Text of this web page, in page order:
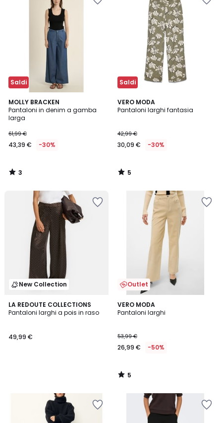
Saldi
MOLLY BRACKEN
Pantaloni in denim a gamba
larga
61,99 €
43,39 € -30%
3
/
5
3
/
Saldi
VERO MODA
Pantaloni larghi fantasia
42,99 €
30,09 € -30%
5
/
5
/
New Collection
LA REDOUTE COLLECTIONS
Pantaloni larghi a pois in raso
49,99 €
Outlet
VERO MODA
Pantaloni larghi
53,99 €
26,99 € -50%
5
/
5
/